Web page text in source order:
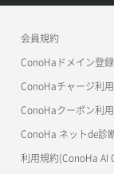
APIドキュメントVPS3.0
美雲このは徹底ガイド
会員規約
ConoHaドメイン登
ConoHaチャージ利
ConoHaクーポン利
ConoHa ネットde診
利用規約(ConoHa AI